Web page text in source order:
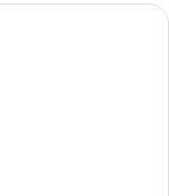
kháng dị ứng, két bảo